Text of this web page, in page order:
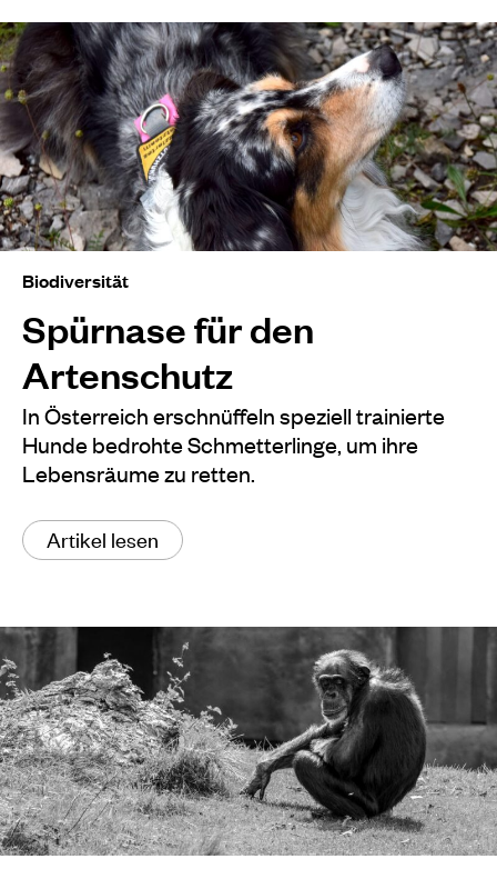
Biodiversität
Spürnase für den
Artenschutz
In Österreich erschnüffeln speziell trainierte
Hunde bedrohte Schmetterlinge, um ihre
Lebensräume zu retten.
Artikel lesen